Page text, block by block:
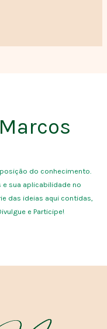
do conhecimento.
sua aplicabilidade no
das ideias aqui contidas,
e Participe!